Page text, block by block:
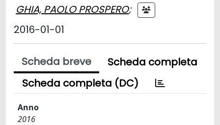
GHIA, PAOLO PROSPERO;
2016-01-01
Scheda breve
Scheda completa
Scheda completa (DC)
Anno
2016